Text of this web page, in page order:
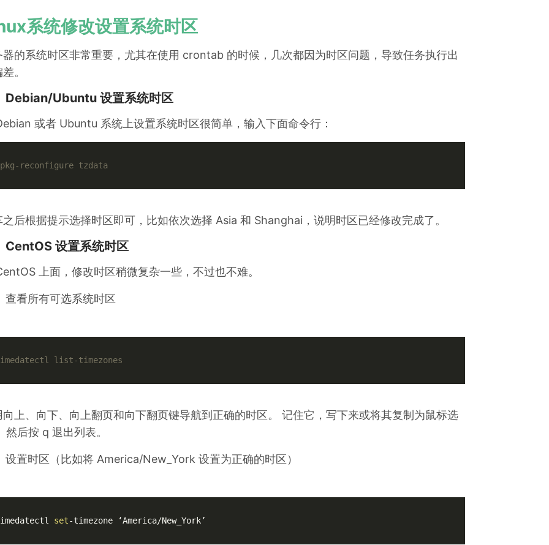
系统修改设置系统时区
器的系统时区非常重要，尤其在使用 crontab 的时候，几次都因为时区问题，导致任务执行出
。
Debian/Ubuntu 设置系统时区
或者 Ubuntu 系统上设置系统时区很简单，输入下面命令行：
reconfigure tzdata
之后根据提示选择时区即可，比如依次选择 Asia 和 Shanghai，说明时区已经修改完成了。
CentOS 设置系统时区
上面，修改时区稍微复杂一些，不过也不难。
查看所有可选系统时区
list-timezones
向上、向下、向上翻页和向下翻页键导航到正确的时区。 记住它，写下来或将其复制为鼠标选
然后按 q 退出列表。
设置时区（比如将 America/New_York 设置为正确的时区）
set-timezone ‘America/New_York’